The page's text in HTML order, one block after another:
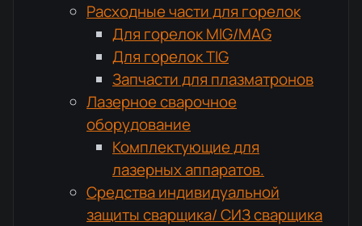
Расходные части для горелок
Для горелок MIG/MAG
Для горелок TIG
Запчасти для плазматронов
Лазерное сварочное
оборудование
Комплектующие для
лазерных аппаратов.
Средства индивидуальной
защиты сварщика/ СИЗ сварщика